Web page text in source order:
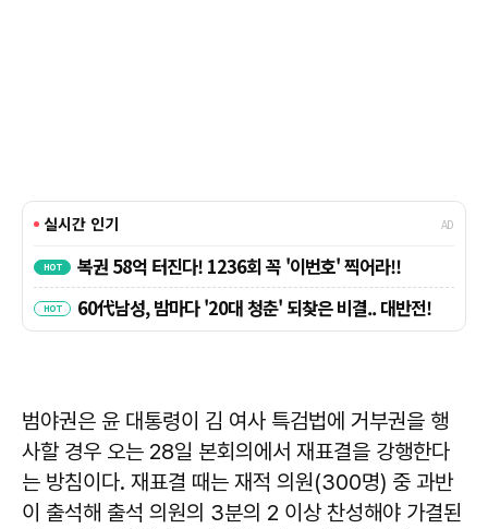
범야권은 윤 대통령이 김 여사 특검법에 거부권을 행
사할 경우 오는 28일 본회의에서 재표결을 강행한다
는 방침이다. 재표결 때는 재적 의원(300명) 중 과반
이 출석해 출석 의원의 3분의 2 이상 찬성해야 가결된